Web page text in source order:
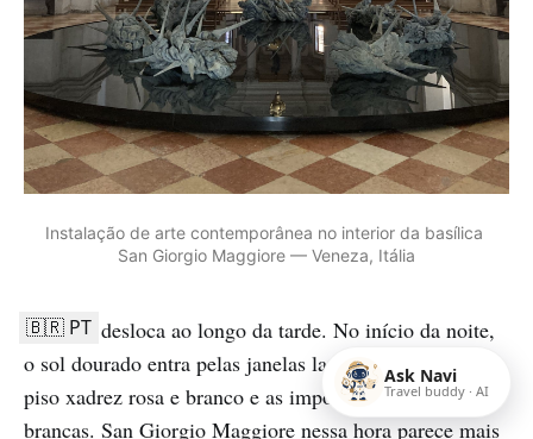
Instalação de arte contemporânea no interior da basílica
San Giorgio Maggiore — Veneza, Itália
A luz se desloca ao longo da tarde. No início da noite,
o sol dourado entra pelas janelas laterais, pegando o
piso xadrez rosa e branco e as imponentes colunas
brancas. San Giorgio Maggiore nessa hora parece mais
Ask Navi
Travel buddy · AI
🇧🇷 PT